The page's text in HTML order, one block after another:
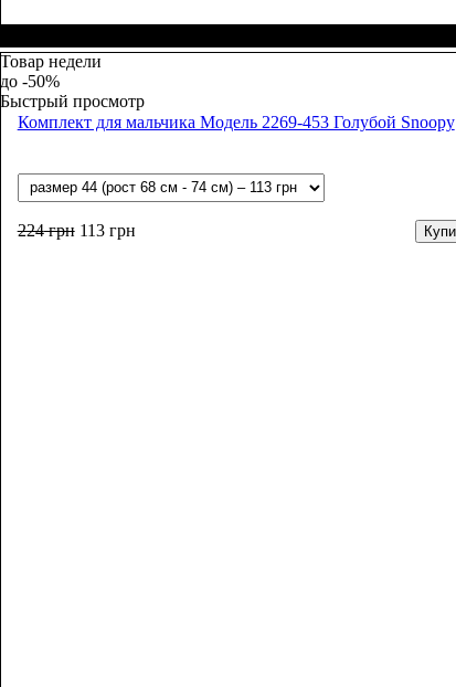
Товар недели
-50%
Быстрый просмотр
Комплект для мальчика Модель 2269-453 Голубой Snoopy
224грн 113грн